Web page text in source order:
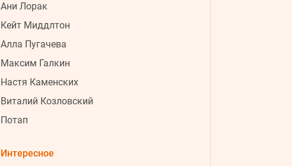
06 августа, четверг
23:26
"Я не готов": муж путинистки
Ани Лорак
Кейт Миддлтон
Алла Пугачева
Максим Галкин
Настя Каменских
Виталий Козловский
Потап
Интересное